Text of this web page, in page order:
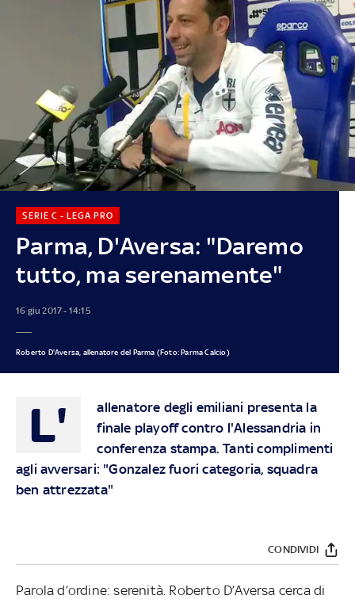
Parma, D'Aversa: "Daremo
tutto, ma serenamente"
SERIE C - LEGA PRO
16 giu 2017 - 14:15
Roberto D'Aversa, allenatore del Parma (Foto: Parma Calcio)
L'
allenatore degli emiliani presenta la
finale playoff contro l'Alessandria in
conferenza stampa. Tanti complimenti
agli avversari: "Gonzalez fuori categoria, squadra
ben attrezzata"
CONDIVIDI
Parola d’ordine: serenità. Roberto D’Aversa cerca di